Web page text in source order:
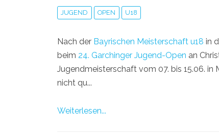
JUGEND OPEN U18
Nach der Bayrischen Meisterschaft u18 in
beim 24. Garchinger Jugend-Open an
Jugendmeisterschaft vom 07. bis 15.06. in
nicht qu...
Weiterlesen...